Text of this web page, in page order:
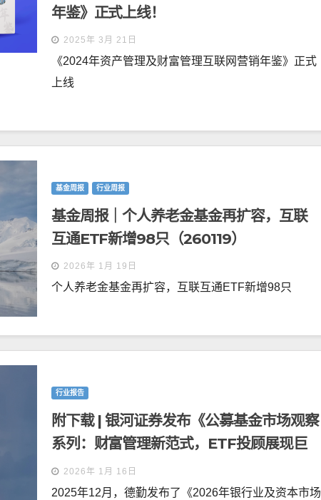
年鉴》正式上线！
2025年 3月 21日
《2024年资产管理及财富管理互联网营销年鉴》正式
上线
基金周报 行业周报
基金周报｜个人养老金基金再扩容，互联
互通ETF新增98只（260119）
2026年 1月 19日
个人养老金基金再扩容，互联互通ETF新增98只
行业报告
附下载 | 银河证券发布《公募基金市场观察
系列：财富管理新范式，ETF投顾展现巨
大潜力》
2026年 1月 16日
2025年12月，德勤发布了《2026年银行业及资本市场